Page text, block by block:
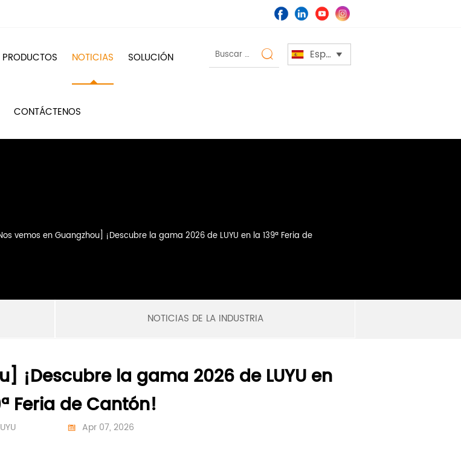
PRODUCTOS NOTICIAS SOLUCIÓN
CONTÁCTENOS
 Español 
vemos en Guangzhou] ¡Descubre la gama 2026 de LUYU en la 139ª Feria de
NOTICIAS DE LA INDUSTRIA
¡Descubre la gama 2026 de LUYU en
Feria de Cantón!
 Apr 07, 2026